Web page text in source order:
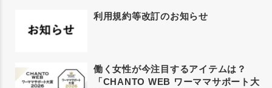
利用規約等改訂のお知らせ
働く女性が今注目するアイテムは？
「CHANTO WEB ワーママサポート大